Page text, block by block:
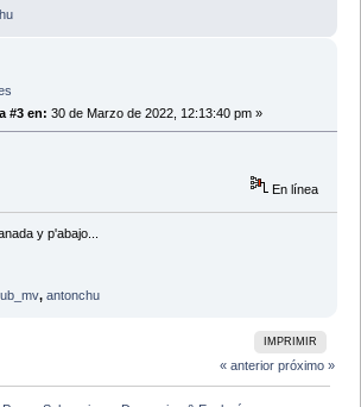
#3 en: 30 de Marzo de 2022, 12:13:40 pm »
En línea
y p'abajo...
, antonchu
IMPRIMIR
« anterior próximo »